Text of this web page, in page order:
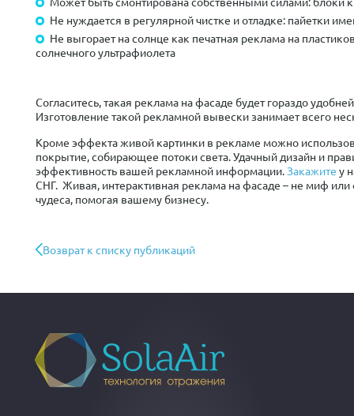
Не нуждается в регулярной чистке и отладке: пайетки
Не выгорает на солнце как печатная реклама на
солнечного ультрафиолета
Согласитесь, такая реклама на фасаде будет гораздо
Изготовление такой рекламной вывески занимает всего
Кроме эффекта живой картинки в рекламе можно
покрытие, собирающее потоки света. Удачный дизайн и
эффективность вашей рекламной информации.Закажите у
СНГ. Живая, интерактивная реклама на фасаде – не миф или
чудеса, помогая вашему бизнесу.
Возврат к списку публикаций